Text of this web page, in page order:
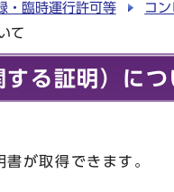
・臨時運行許可等
コ
て
る証明）につ
が取得できます。